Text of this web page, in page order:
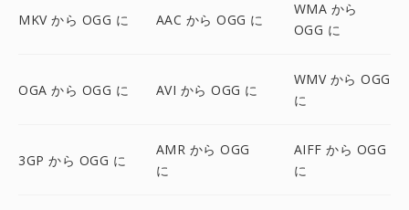
MKV から OGG に AAC から OGG に
WMA から
OGG に
OGA から OGG に AVI から OGG に
WMV から OGG
に
3GP から OGG に
AMR から OGG
に
AIFF から OGG
に